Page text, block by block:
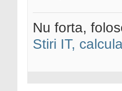
Nu forta,
Stiri IT,